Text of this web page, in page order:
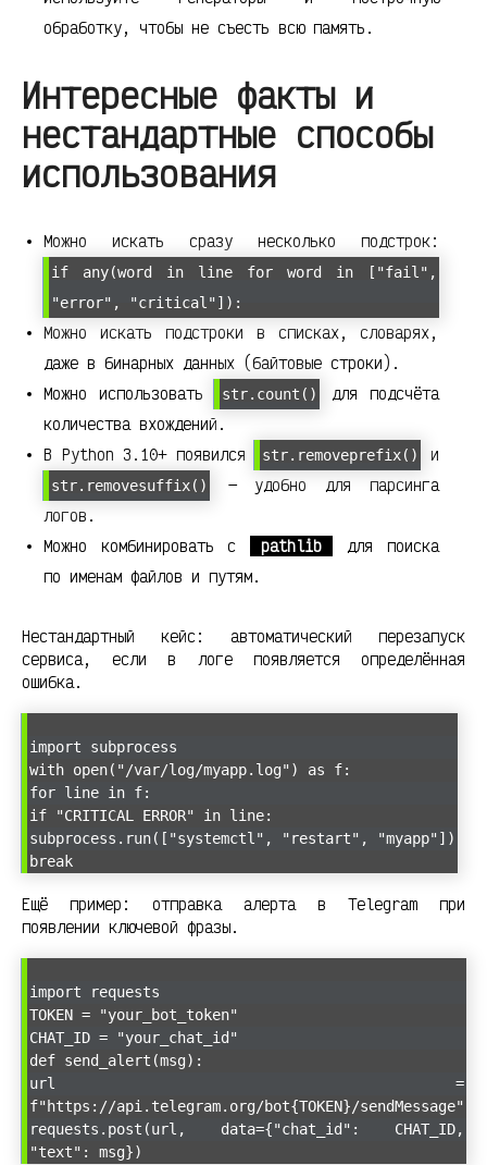
обработку, чтобы не съесть всю память.
Интересные факты и
нестандартные способы
использования
Можно искать сразу несколько подстрок:
if any(word in line for word in ["fail",
"error", "critical"]):
Можно искать подстроки в списках, словарях,
даже в бинарных данных (байтовые строки).
Можно использовать
str.count()
для подсчёта
количества вхождений.
В Python 3.10+ появился
str.removeprefix() и
str.removesuffix()
— удобно для парсинга
логов.
Можно комбинировать с
pathlib
для поиска
по именам файлов и путям.
Нестандартный кейс: автоматический перезапуск
сервиса, если в логе появляется определённая
ошибка.
import subprocess
with open("/var/log/myapp.log") as f:
for line in f:
if "CRITICAL ERROR" in line:
subprocess.run(["systemctl", "restart", "myapp"])
break
Ещё пример: отправка алерта в Telegram при
появлении ключевой фразы.
import requests
TOKEN = "your_bot_token"
CHAT_ID = "your_chat_id"
def send_alert(msg):
url =
f"https://api.telegram.org/bot{TOKEN}/sendMessage"
requests.post(url, data={"chat_id": CHAT_ID,
"text": msg})